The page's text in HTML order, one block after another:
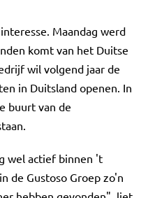
Maandag werd
komt van het Duitse
wil volgend jaar de
in Duitsland openen. In
buurt van de
wel actief binnen 't
de Gustoso Groep zo'n